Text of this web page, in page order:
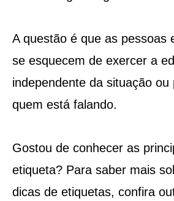
A questão é que as pessoas
se esquecem de exercer a
independente da situação ou
quem está falando.
Gostou de conhecer as
etiqueta? Para saber mais
dicas de etiquetas, confira